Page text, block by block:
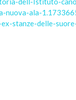
nuova-ala-
stanze-delle-